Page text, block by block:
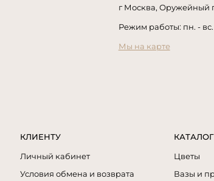
г Москва, Оружейный
Режим работы: пн. - вс.
Мы на карте
КЛИЕНТУ
Личный кабинет
Условия обмена и возврата
КАТАЛОГ
Цветы
Вазы и